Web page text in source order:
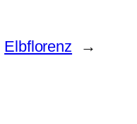
Elbflorenz →